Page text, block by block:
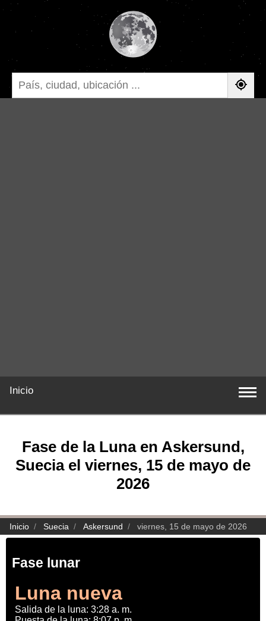
Inicio
Fase de la Luna en Askersund,
Suecia el viernes, 15 de mayo de
2026
Inicio Suecia Askersund viernes, 15 de mayo de 2026
Fase lunar
Luna nueva
Salida de la luna: 3:28 a. m.